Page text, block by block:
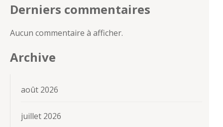
Derniers commentaires
Aucun commentaire à afficher.
Archive
août 2026
juillet 2026